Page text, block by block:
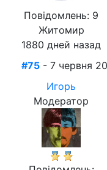
Повідомлень: 9
Житомир
1880 дней назад
#75 - 7 червня
Игорь
Модератор